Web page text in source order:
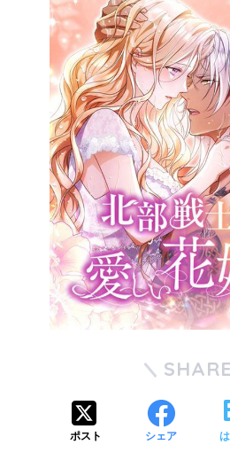
SHARE
ポスト シェア